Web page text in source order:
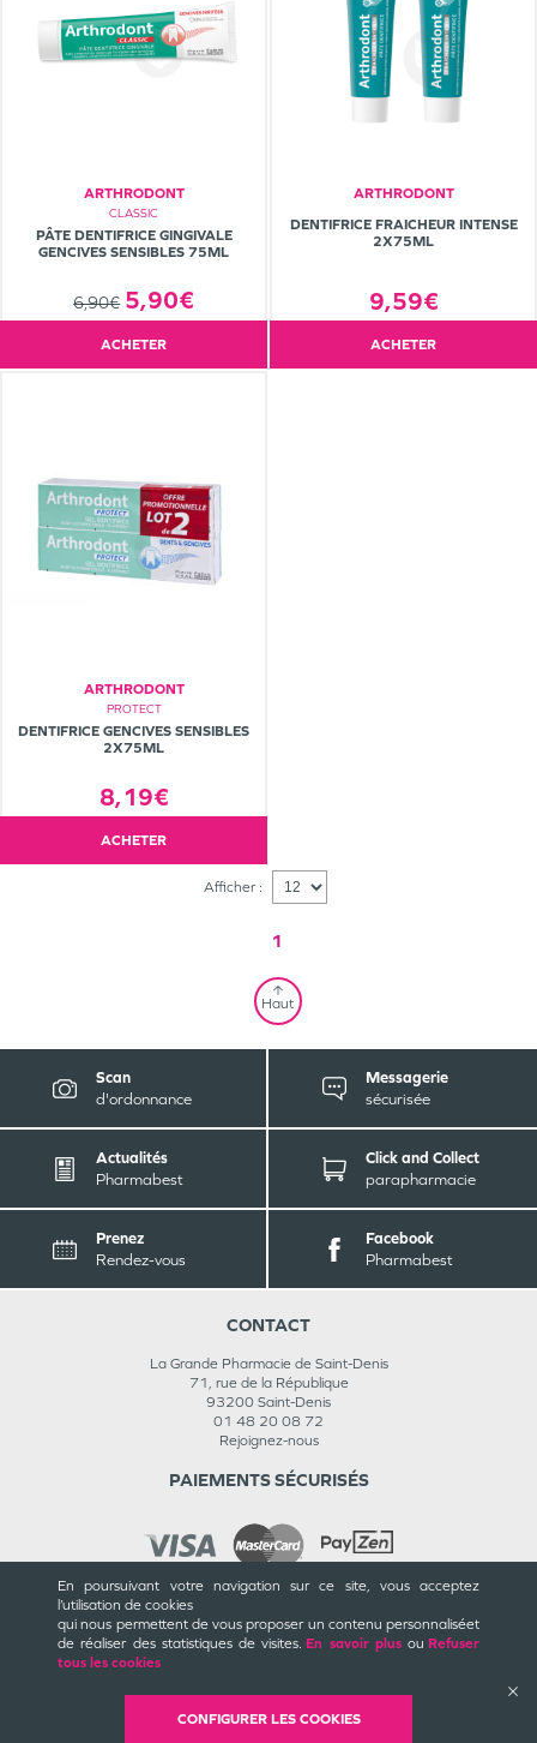
En poursuivant votre navigation sur ce site, vous acceptez
l’utilisation de cookies
qui nous permettent de vous proposer un contenu personnaliséet
de réaliser des statistiques de visites. En savoir plusou Refuser
tous les cookies
CONFIGURER LES COOKIES
ARTHRODONT
CLASSIC
PÂTE DENTIFRICE GINGIVALE
GENCIVES SENSIBLES 75ML
6,90€ 5,90€
ACHETER
ARTHRODONT
DENTIFRICE FRAICHEUR INTENSE
2X75ML
9,59€
ACHETER
ARTHRODONT
PROTECT
DENTIFRICE GENCIVES SENSIBLES
2X75ML
8,19€
ACHETER
Afficher :
1
Haut
Scan
d'ordonnance
Messagerie
sécurisée
Actualités
Pharmabest
Click and Collect
parapharmacie
Prenez
Rendez-vous
Facebook
Pharmabest
CONTACT
La Grande Pharmacie de Saint-Denis
71, rue de la République
93200 Saint-Denis
01 48 20 08 72
Rejoignez-nous
CGU / CGV
Rappels de produits
PAIEMENTS SÉCURISÉS